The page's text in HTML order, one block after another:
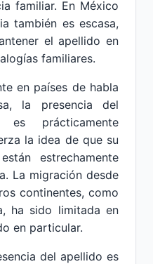
familiar. En México
también es escasa,
el apellido en
familiares.
en países de habla
la presencia del
es prácticamente
la idea de que su
estrechamente
La migración desde
continentes, como
ha sido limitada en
en particular.
del apellido es